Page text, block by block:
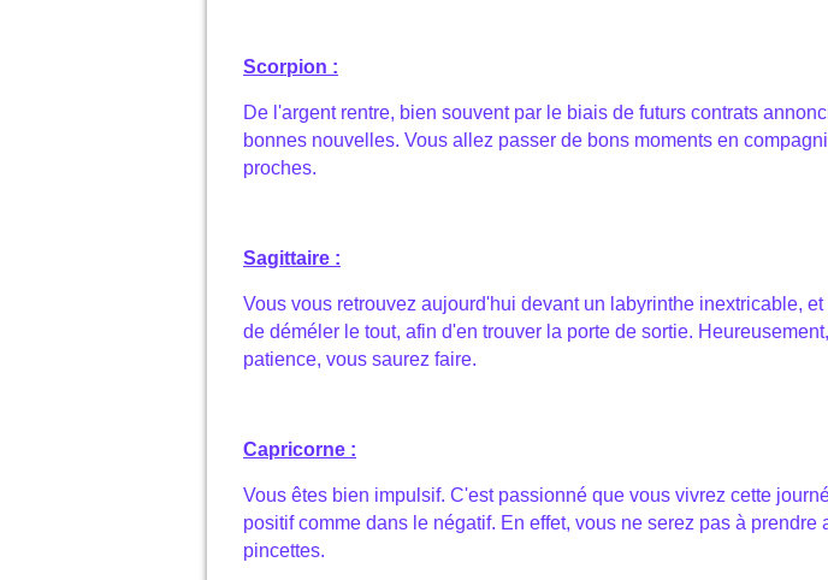
Scorpion :
De l'argent rentre, bien souvent par le biais de futurs contrats
bonnes nouvelles. Vous allez passer de bons moments en
proches.
Sagittaire :
Vous vous retrouvez aujourd'hui devant un labyrinthe inextricable,
de déméler le tout, afin d'en trouver la porte de sortie.
patience, vous saurez faire.
Capricorne :
Vous êtes bien impulsif. C'est passionné que vous vivrez cette
positif comme dans le négatif. En effet, vous ne serez pas à prendre
pincettes.